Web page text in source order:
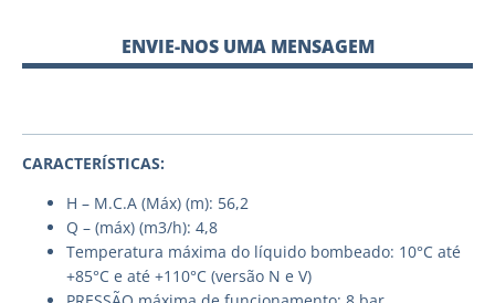
ENVIE-NOS UMA MENSAGEM
CARACTERÍSTICAS:
H – M.C.A (Máx) (m): 56,2
Q – (máx) (m3/h): 4,8
Temperatura máxima do líquido bombeado: 10°C até
+85°C e até +110°C (versão N e V)